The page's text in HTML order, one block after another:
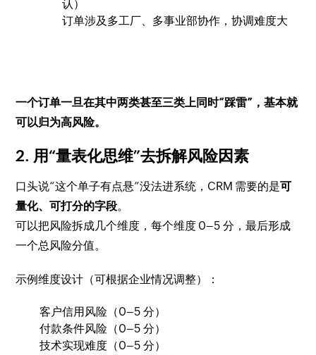
认）
订单涉及多工厂、多事业部协作，协调难度大
一个订单一旦在其中两类甚至三类上同时“踩雷”，基本就
可以归为高风险。
2. 用“量表化思维”去拆解风险因素
口头说“这个单子有点悬”没法进系统，CRM 需要的是可
量化、可打分的字段。
可以把风险拆成几个维度，每个维度 0–5 分，最后形成
一个总风险分值。
示例维度设计（可根据企业情况调整）：
客户信用风险（0–5 分）
付款条件风险（0–5 分）
技术实现难度（0–5 分）